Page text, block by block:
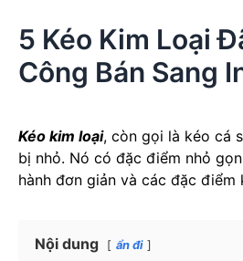
5 Kéo Kim Loại
Công Bán Sang
Kéo kim loại, còn gọi là kéo cá
bị nhỏ. Nó có đặc điểm nhỏ
hành đơn giản và các đặc điểm
Nội dung ẩn đi